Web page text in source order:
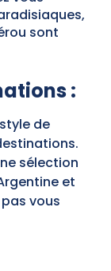
sont
:
de
sélection
et
vous